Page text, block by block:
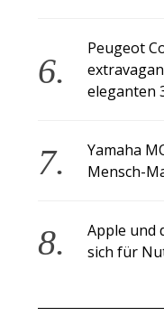
Peugeot
eleganten
Yamaha
Mensch-
Apple und
sich für